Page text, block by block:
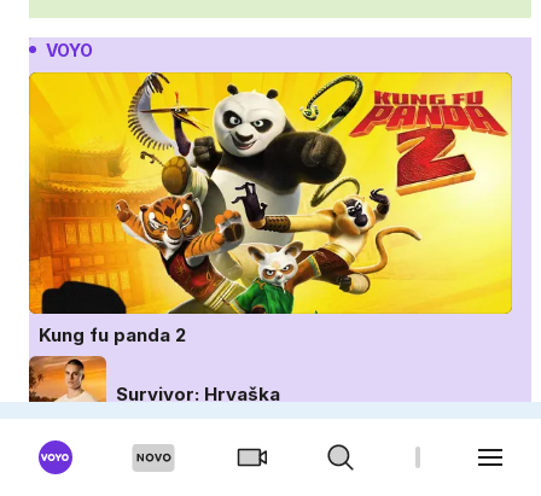
VOYO
Kung fu panda 2
Survivor: Hrvaška